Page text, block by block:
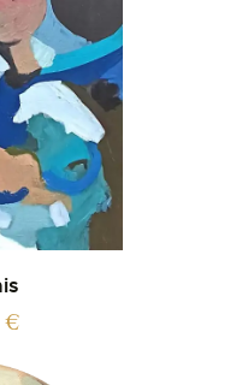
€